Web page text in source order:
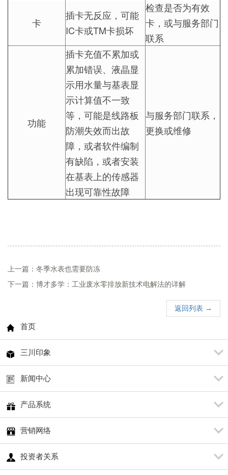
卡
插卡无反应，可能
IC卡或TM卡损坏
检查是否为有效
卡，或与服务部门
联系
功能
插卡充值不累加或
累加错误、液晶显
示用水量与基表显
示计算值不一致
等，可能是线路板
防潮失效而出故
障，或者软件编制
有缺陷，或者安装
在基表上的传感器
出现可靠性故障
与服务部门联系，
更换或维修
上一篇：冬季水表也需要防冻
下一篇：博才多学：工业废水零排放新技术电解法的详解
返回列表 →
首页
三川印象
新闻中心
产品系统
营销网络
投资者关系